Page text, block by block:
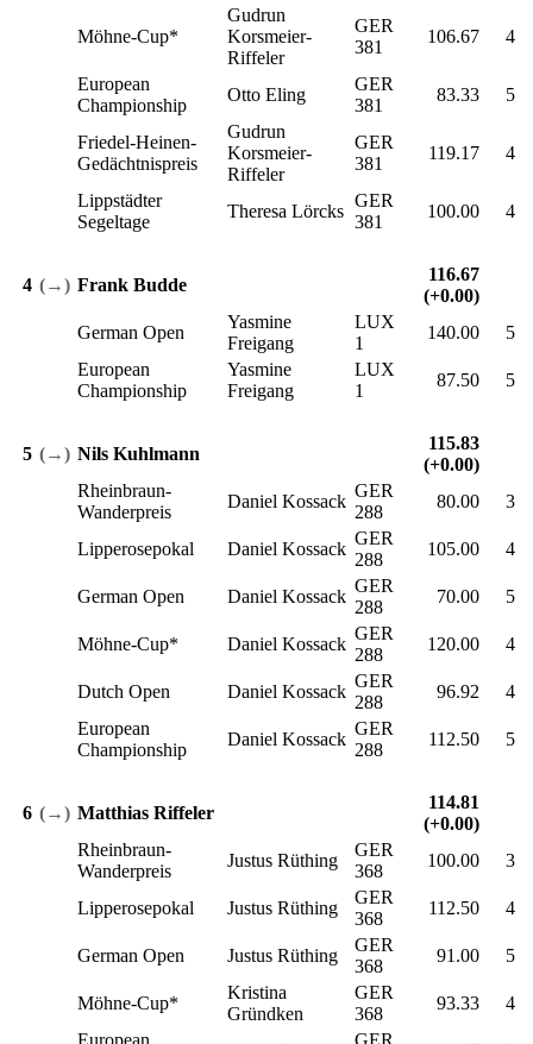
Möhne-Cup*
Gudrun
Korsmeier-
Riffeler
GER
381
106.67 4
European
Championship
Otto Eling
GER
381
83.33 5
Friedel-Heinen-
Gedächtnispreis
Gudrun
Korsmeier-
Riffeler
GER
381
119.17 4
Lippstädter
Segeltage
Theresa Lörcks
GER
381
100.00 4
4 (→) Frank Budde
116.67
(+0.00)
German Open
Yasmine
Freigang
LUX
1
140.00
5
European
Championship
Yasmine
Freigang
LUX
1
87.50 5
5 (→) Nils Kuhlmann
115.83
(+0.00)
Rheinbraun-
Wanderpreis
Daniel Kossack
GER
288
80.00 3
Lipperosepokal Daniel Kossack
GER
288
105.00 4
German Open Daniel Kossack
GER
288
70.00 5
Möhne-Cup* Daniel Kossack
GER
288
120.00 4
Dutch Open Daniel Kossack
GER
288
96.92
4
European
Championship
Daniel Kossack
GER
288
112.50 5
6 (→) Matthias Riffeler
114.81
(+0.00)
Rheinbraun-
Wanderpreis
Justus Rüthing
GER
368
100.00 3
Lipperosepokal Justus Rüthing
GER
368
112.50 4
German Open Justus Rüthing
GER
368
91.00 5
Möhne-Cup*
Kristina
Gründken
GER
368
93.33
4
European
GER